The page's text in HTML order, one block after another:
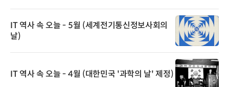
IT 역사 속 오늘 - 5월 (세계전기통신정보사회의
날)
IT 역사 속 오늘 - 4월 (대한민국 '과학의 날' 제정)